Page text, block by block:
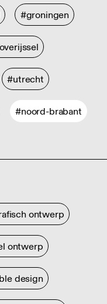
#groningen
#utrecht
#noord-brabant
ontwerp
ontwerp
design